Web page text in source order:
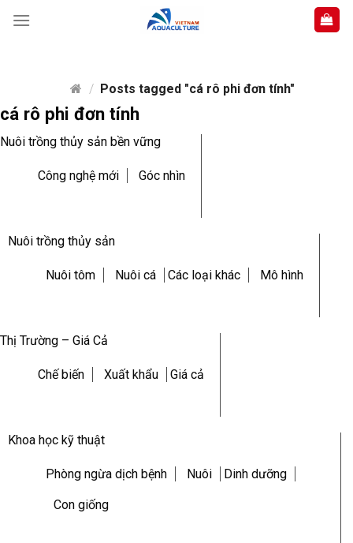
/ Posts tagged "cá rô phi đơn tính"
cá rô phi đơn tính
Nuôi trồng thủy sản bền vững
Công nghệ mới Góc nhìn
Nuôi trồng thủy sản
Nuôi tôm Nuôi cá Các loại khác Mô hình
Thị Trường – Giá Cả
Chế biến Xuất khẩu Giá cả
Khoa học kỹ thuật
Phòng ngừa dịch bệnh Nuôi Dinh dưỡng
Con giống